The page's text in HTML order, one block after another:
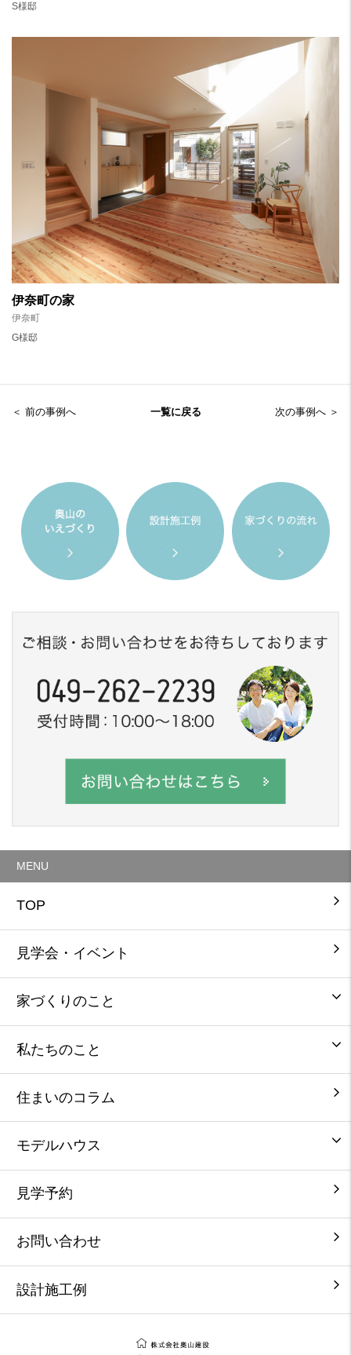
S様邸
伊奈町の家
伊奈町
G様邸
＜ 前の事例へ 一覧に戻る 次の事例へ ＞
MENU
TOP
見学会・イベント
家づくりのこと
私たちのこと
住まいのコラム
モデルハウス
見学予約
お問い合わせ
設計施工例